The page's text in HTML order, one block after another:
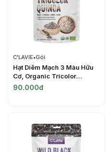
C'LAVIE•Gói
Hạt Diêm Mạch 3 Màu Hữu
Cơ, Organic Tricolor
Quinoa, 7.05 oz (200g) -
90.000đ